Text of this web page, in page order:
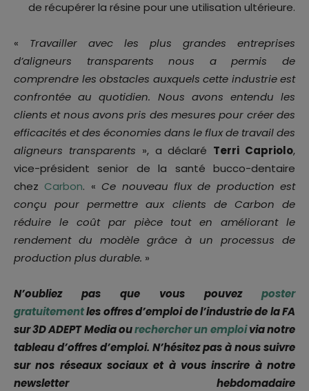
de récupérer la résine pour une utilisation ultérieure.
« Travailler avec les plus grandes entreprises
d’aligneurs transparents nous a permis de
comprendre les obstacles auxquels cette industrie est
confrontée au quotidien. Nous avons entendu les
clients et nous avons pris des mesures pour créer des
efficacités et des économies dans le flux de travail des
aligneurs transparents », a déclaré Terri Capriolo,
vice-président senior de la santé bucco-dentaire
chez Carbon. «Ce nouveau flux de production est
conçu pour permettre aux clients de Carbon de
réduire le coût par pièce tout en améliorant le
rendement du modèle grâce à un processus de
production plus durable. »
N’oubliez pas que vous pouvez poster
gratuitementles offres d’emploi de l’industrie de la FA
sur 3D ADEPT Media ourechercher un emploivia notre
tableau d’offres d’emploi. N’hésitez pas à nous suivre
sur nos réseaux sociaux et à vous inscrire à notre
newsletter hebdomadaire